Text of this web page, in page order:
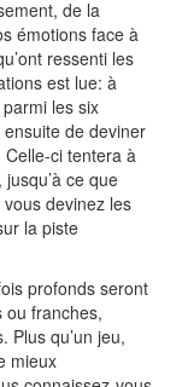
de la
émotions face à
ressenti les
est lue: à
les six
de deviner
Celle-ci tentera à
ce que
devinez les
la piste
profonds seront
ou franches,
Plus qu’un jeu,
mieux